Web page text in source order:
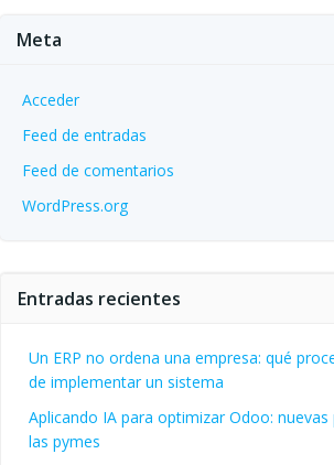
Meta
Acceder
Feed de entradas
Feed de comentarios
WordPress.org
Entradas recientes
Un ERP no ordena una empresa: qué
de implementar un sistema
Aplicando IA para optimizar Odoo: nuevas
las pymes